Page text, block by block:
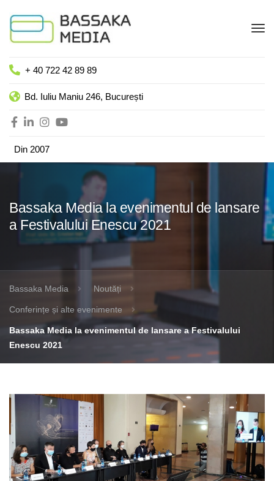
+ 40 722 42 89 89
Bd. Iuliu Maniu 246, București
Din 2007
Bassaka Media la evenimentul de lansare
a Festivalului Enescu 2021
Bassaka Media Noutăți
Conferințe și alte evenimente
Bassaka Media la evenimentul de lansare a Festivalului
Enescu 2021